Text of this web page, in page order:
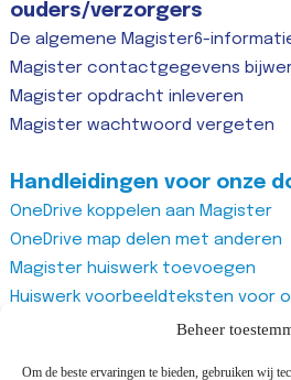
Beheer
Om de beste ervaringen te bieden, gebruiken wij
ouders/verzorgers
De algemene Magister6-
Magister contactgegevens
Magister opdracht inleveren
Magister wachtwoord vergeten
Handleidingen voor onze
OneDrive koppelen aan Magister
OneDrive map delen met anderen
Magister huiswerk toevoegen
Huiswerk voorbeeldteksten voor
Magister studiewijzers